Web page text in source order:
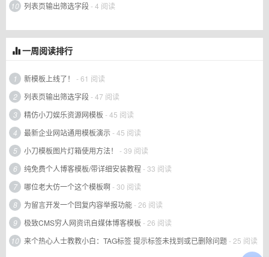
10 列表页输出筛选字段- 4 阅读
一周阅读排行
1 新模板上线了！
- 61 阅读
2
列表页输出筛选字段- 47 阅读
3
精仿小刀娱乐资源网模板 - 45 阅读
4
最新企业网站通用模板演示- 45 阅读
5
小刀模板图片灯箱使用方法！
- 39 阅读
6
纯免费个人博客模板/带详细安装教程- 33 阅读
7
哪位老大仿一个这个模板啊- 30 阅读
8
为留言开发一个回复内容举报功能- 26 阅读
9
极致CMS穷人网资讯自媒体博客模板 - 26 阅读
10 来个热心人士教教小白：TAG标签 提示标签未找到或已删除问题- 25 阅读